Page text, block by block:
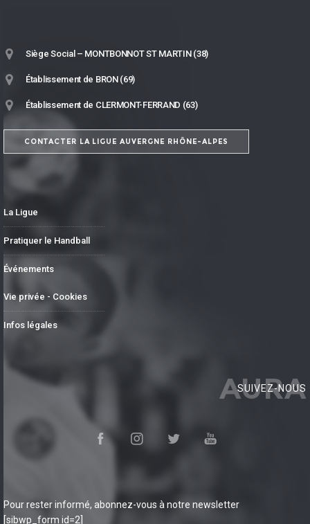
Siège Social – MONTBONNOT ST MARTIN (38)
Établissement de BRON (69)
Établissement de CLERMONT-FERRAND (63)
CONTACTER LA LIGUE AUVERGNE RHÔNE-ALPES
La Ligue
Pratiquer le Handball
Événements
Vie privée - Cookies
Infos légales
AURA
SUIVEZ-NOUS
Pour rester informé, abonnez-vous à notre newsletter
[sibwp_form id=2]